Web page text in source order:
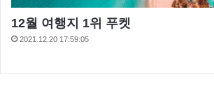
12월 여행지 1위 푸켓
2021.12.20 17:59:05